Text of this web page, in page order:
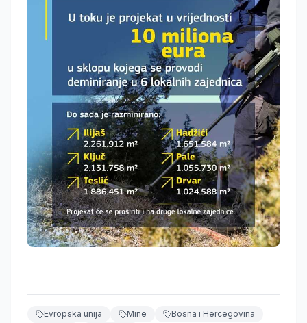
Evropska unija Mine
Bosna i Hercegovina